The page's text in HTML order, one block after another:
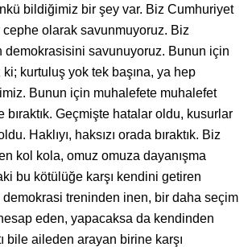
bildiğimiz bir şey var. Biz Cumhuriyet
olarak savunmuyoruz. Biz
demokrasisini savunuyoruz. Bunun için
kurtuluş yok tek başına, ya hep
Bunun için muhalefete muhalefet
bıraktık. Geçmişte hatalar oldu, kusurlar
Haklıyı, haksızı orada bıraktık. Biz
kol kola, omuz omuza dayanışma
bu kötülüğe karşı kendini getiren
demokrasi treninden inen, bir daha seçim
eden, yapacaksa da kendinden
bile aileden arayan birine karşı